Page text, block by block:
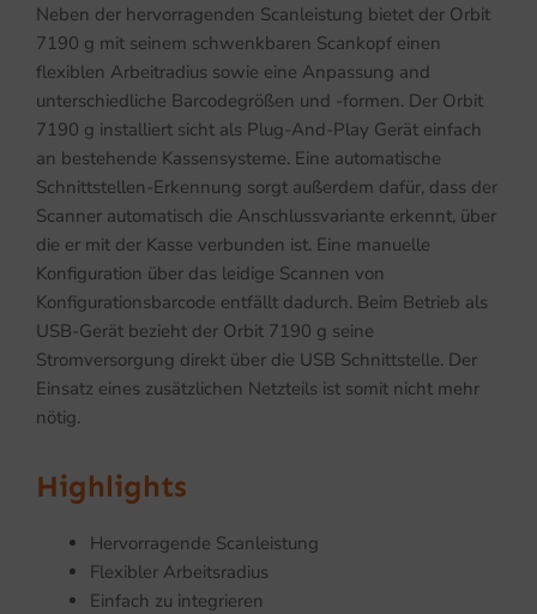
Neben der hervorragenden Scanleistung bietet der Orbit
7190 g mit seinem schwenkbaren Scankopf einen
flexiblen Arbeitradius sowie eine Anpassung and
unterschiedliche Barcodegrößen und -formen. Der Orbit
7190 g installiert sicht als Plug-And-Play Gerät einfach
an bestehende Kassensysteme. Eine automatische
Schnittstellen-Erkennung sorgt außerdem dafür, dass der
Scanner automatisch die Anschlussvariante erkennt, über
die er mit der Kasse verbunden ist. Eine manuelle
Konfiguration über das leidige Scannen von
Konfigurationsbarcode entfällt dadurch. Beim Betrieb als
USB-Gerät bezieht der Orbit 7190 g seine
Stromversorgung direkt über die USB Schnittstelle. Der
Einsatz eines zusätzlichen Netzteils ist somit nicht mehr
nötig.
Highlights
Hervorragende Scanleistung
Flexibler Arbeitsradius
Einfach zu integrieren